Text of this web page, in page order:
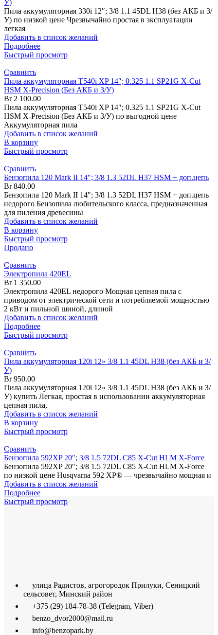
У)
Пила аккумуляторная 330i 12″; 3/8 1.1 45DL H38 (без АКБ и З/
У) по низкой цене Чрезвычайно простая в эксплуатации
легкая
Добавить в список желаний
Подробнее
Быстрый просмотр
Сравнить
Пила аккумуляторная T540i XP 14″; 0.325 1.1 SP21G X-Cut
HSM X-Precision (Без АКБ и З/У)
Br2 100.00
Пила аккумуляторная T540i XP 14″; 0.325 1.1 SP21G X-Cut
HSM X-Precision (Без АКБ и З/У) по выгодной цене
Аккумуляторная пила
Добавить в список желаний
В корзину
Быстрый просмотр
Сравнить
Бензопила 120 Mark II 14″; 3/8 1.3 52DL H37 HSM + доп.цепь
Br840.00
Бензопила 120 Mark II 14″; 3/8 1.3 52DL H37 HSM + доп.цепь
недорого Бензопила любительского класса, предназначенная
для пиления древесины
Добавить в список желаний
В корзину
Быстрый просмотр
Продано
Сравнить
Электропила 420EL
Br1 350.00
Электропила 420EL недорого Мощная цепная пила с
приводом от электрической сети и потребляемой мощностью
2 кВт и пильной шиной, длиной
Добавить в список желаний
Подробнее
Быстрый просмотр
Сравнить
Пила аккумуляторная 120i 12» 3/8 1.1 45DL H38 (без АКБ и З/
У)
Br950.00
Пила аккумуляторная 120i 12» 3/8 1.1 45DL H38 (без АКБ и З/
У) купить Легкая, простая в использовании аккумуляторная
цепная пила,
Добавить в список желаний
В корзину
Быстрый просмотр
Сравнить
Бензопила 592XP 20″; 3/8 1.5 72DL C85 X-Cut HLM X-Force
Бензопила 592XP 20″; 3/8 1.5 72DL C85 X-Cut HLM X-Force
по низкой цене Husqvarna 592 XP® — чрезвычайно мощная и
Добавить в список желаний
Подробнее
Быстрый просмотр
улица Радистов, агрогородок Прилуки, Сеницкий
сельсовет, Минский район
+375 (29) 184-78-38 (Telegram, Viber)
benzo_dvor2000@mail.ru
info@benzopark.by